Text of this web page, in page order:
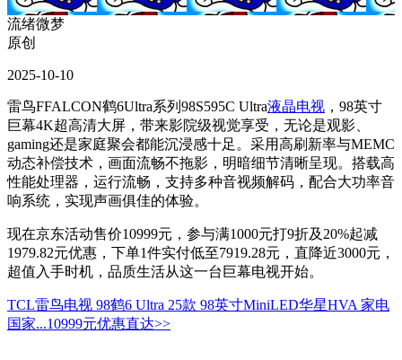
流绪微梦
原创
2025-10-10
雷鸟FFALCON鹤6Ultra系列98S595C Ultra液晶电视 ，98英寸
巨幕4K超高清大屏，带来影院级视觉享受，无论是观影、
gaming还是家庭聚会都能沉浸感十足。采用高刷新率与MEMC
动态补偿技术，画面流畅不拖影，明暗细节清晰呈现。搭载高
性能处理器，运行流畅，支持多种音视频解码，配合大功率音
响系统，实现声画俱佳的体验。
现在京东活动售价10999元，参与满1000元打9折及20%起减
1979.82元优惠，下单1件实付低至7919.28元，直降近3000元，
超值入手时机，品质生活从这一台巨幕电视开始。
TCL雷鸟电视 98鹤6 Ultra 25款 98英寸MiniLED华星HVA 家电
国家...10999元优惠直达>>